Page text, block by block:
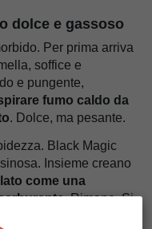
dolce e gassoso
Per prima arriva
soffice e
e pungente,
fumo caldo da
. Dolce, ma pesante.
Black Magic
Insieme creano
come una
. Rimane. Si